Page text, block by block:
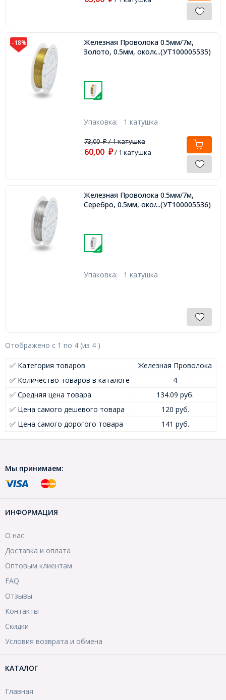
-18%
Железная Проволока 0.5мм/7м,
Золото, 0.5мм, около 7м/катушка,
...(УТ100005535)
Упаковка: 1 катушка
73,00₽/ 1 катушка
60,00 ₽/ 1 катушка
Железная Проволока 0.5мм/7м,
Серебро, 0.5мм, около 7м/катушка,
...(УТ100005536)
Упаковка: 1 катушка
Отображено с 1 по 4 (из 4 )
✅ Категория товаров
Железная Проволока
✅ Количество товаров в каталоге
4
✅ Средняя цена товара
134.09 руб.
✅ Цена самого дешевого товара
120 руб.
✅ Цена самого дорогого товара
141 руб.
Мы принимаем:
ИНФОРМАЦИЯ
О нас
Доставка и оплата
Оптовым клиентам
FAQ
Отзывы
Контакты
Скидки
Условия возврата и обмена
КАТАЛОГ
Главная